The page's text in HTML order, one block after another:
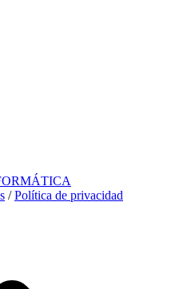
/Política de privacidad